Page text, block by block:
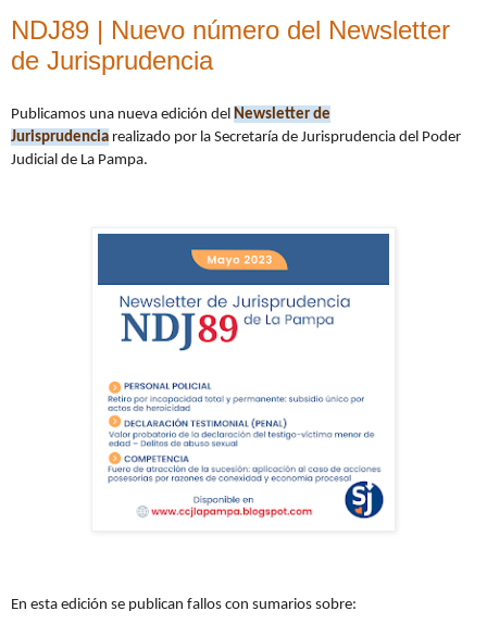
NDJ89 | Nuevo número del Newsletter
de Jurisprudencia
Publicamos una nueva edición del Newsletter de
Jurisprudencia realizado por la Secretaría de Jurisprudencia del Poder
Judicial de La Pampa.
En esta edición se publican fallos con sumarios sobre: